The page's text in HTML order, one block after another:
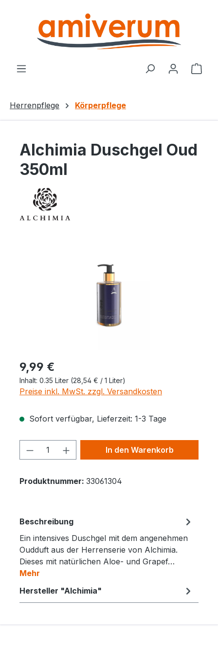
Zum Hauptinhalt springen
Herrenpflege Körperpflege
Alchimia Duschgel Oud
350ml
Regulärer Preis:
9,99 €
Inhalt: 0.35 Liter (28,54 € / 1 Liter)
Preise inkl. MwSt. zzgl. Versandkosten
Sofort verfügbar, Lieferzeit: 1-3 Tage
Produkt Anzahl: Gib den
In den Warenkorb
Produktnummer: 33061304
Beschreibung
Ein intensives Duschgel mit dem angenehmen
Oudduft aus der Herrenserie von Alchimia.
Dieses mit natürlichen Aloe- und Grapef…
Mehr
Hersteller "Alchimia"